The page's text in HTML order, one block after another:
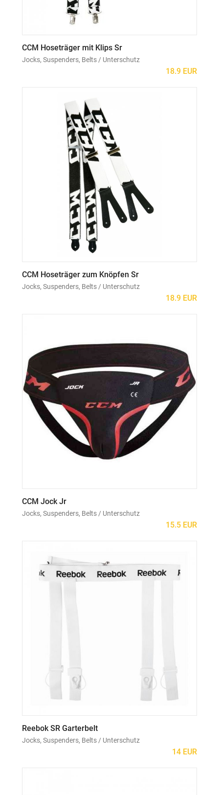
CCM Hoseträger mit Klips Sr
Jocks, Suspenders, Belts / Unterschutz
18.9 EUR
CCM Hoseträger zum Knöpfen Sr
Jocks, Suspenders, Belts / Unterschutz
18.9 EUR
CCM Jock Jr
Jocks, Suspenders, Belts / Unterschutz
15.5 EUR
Reebok SR Garterbelt
Jocks, Suspenders, Belts / Unterschutz
14 EUR